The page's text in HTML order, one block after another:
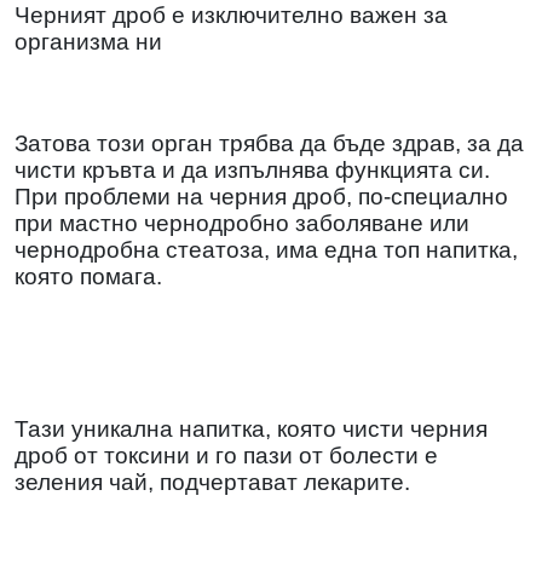
Черният дроб е изключително важен за
организма ни
Затова този орган трябва да бъде здрав, за да
чисти кръвта и да изпълнява функцията си.
При проблеми на черния дроб, по-специално
при мастно чернодробно заболяване или
чернодробна стеатоза, има една топ напитка,
която помага.
Тази уникална напитка, която чисти черния
дроб от токсини и го пази от болести е
зеления чай, подчертават лекарите.